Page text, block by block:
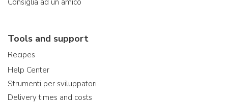
Tools and support
Recipes
Help Center
Strumenti per sviluppatori
Delivery times and costs